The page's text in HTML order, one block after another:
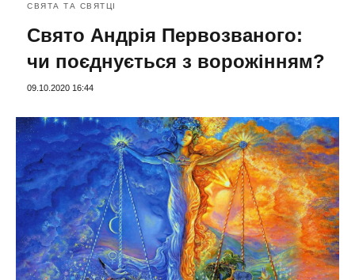
СВЯТА ТА СВЯТЦІ
Свято Андрія Первозваного:
чи поєднується з ворожінням?
09.10.2020 16:44